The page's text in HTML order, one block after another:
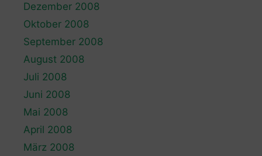
Dezember 2008
Oktober 2008
September 2008
August 2008
Juli 2008
Juni 2008
Mai 2008
April 2008
März 2008